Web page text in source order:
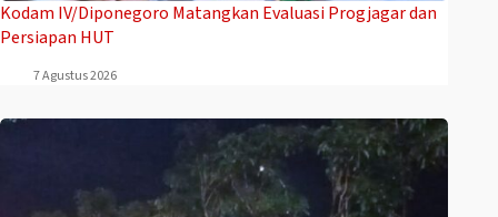
Kodam IV/Diponegoro Matangkan Evaluasi Progjagar dan
Persiapan HUT
7 Agustus 2026